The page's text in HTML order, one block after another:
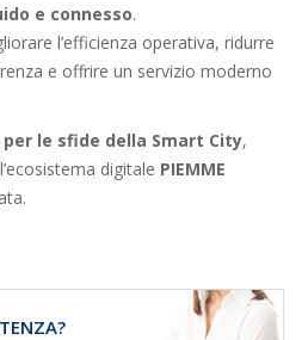
e connesso.
l’efficienza operativa, ridurre
e offrire un servizio moderno
le sfide della Smart City,
digitale PIEMME